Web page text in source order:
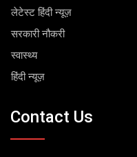
लेटेस्ट हिंदी न्यूज़
सरकारी नौकरी
स्वास्थ्य
हिंदी न्यूज़
Contact Us